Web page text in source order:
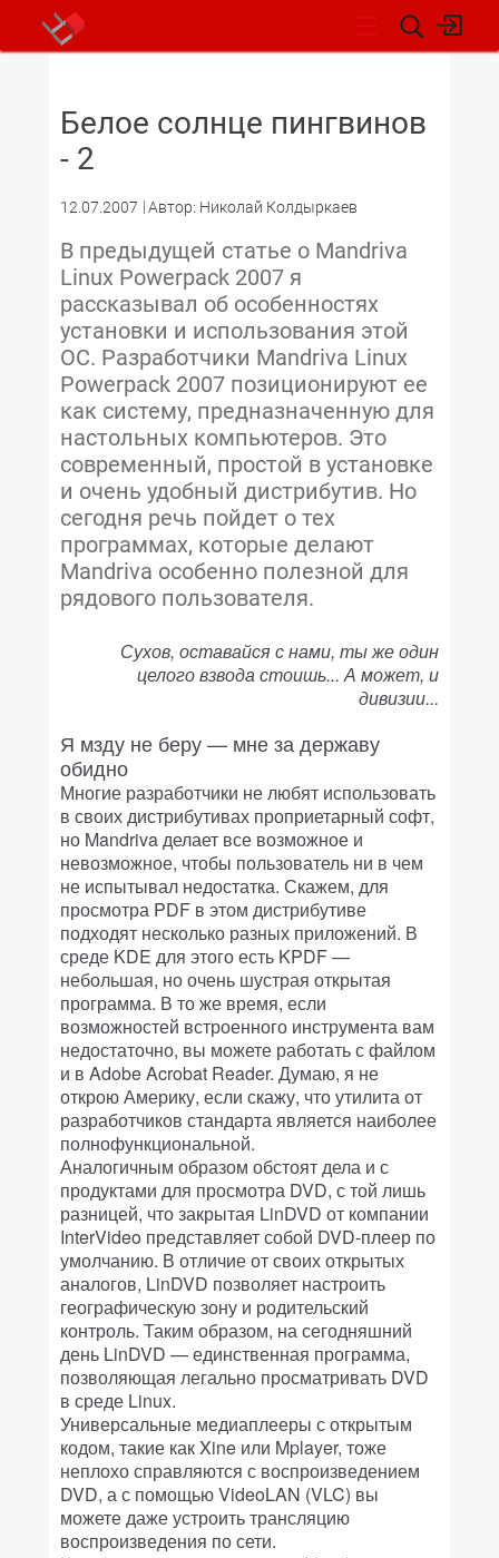
Белое солнце пингвинов
- 2
12.07.2007 Автор: Николай Колдыркаев
В предыдущей статье о Mandriva
Linux Powerpack 2007 я
рассказывал об особенностях
установки и использования этой
ОС. Разработчики Mandriva Linux
Powerpack 2007 позиционируют ее
как систему, предназначенную для
настольных компьютеров. Это
современный, простой в установке
и очень удобный дистрибутив. Но
сегодня речь пойдет о тех
программах, которые делают
Mandriva особенно полезной для
рядового пользователя.
Сухов, оставайся с нами, ты же один
целого взвода стоишь... А может, и
дивизии...
Я мзду не беру — мне за державу
обидно
Многие разработчики не любят использовать
в своих дистрибутивах проприетарный софт,
но Mandriva делает все возможное и
невозможное, чтобы пользователь ни в чем
не испытывал недостатка. Скажем, для
просмотра PDF в этом дистрибутиве
подходят несколько разных приложений. В
среде KDE для этого есть KPDF —
небольшая, но очень шустрая открытая
программа. В то же время, если
возможностей встроенного инструмента вам
недостаточно, вы можете работать с файлом
и в Adobe Acrobat Reader. Думаю, я не
открою Америку, если скажу, что утилита от
разработчиков стандарта является наиболее
полнофункциональной.
Аналогичным образом обстоят дела и с
продуктами для просмотра DVD, с той лишь
разницей, что закрытая LinDVD от компании
InterVideo представляет собой DVD-плеер по
умолчанию. В отличие от своих открытых
аналогов, LinDVD позволяет настроить
географическую зону и родительский
контроль. Таким образом, на сегодняшний
день LinDVD — единственная программа,
позволяющая легально просматривать DVD
в среде Linux.
Универсальные медиаплееры с открытым
кодом, такие как Xine или Mplayer, тоже
неплохо справляются с воспроизведением
DVD, а с помощью VideoLAN (VLC) вы
можете даже устроить трансляцию
воспроизведения по сети.